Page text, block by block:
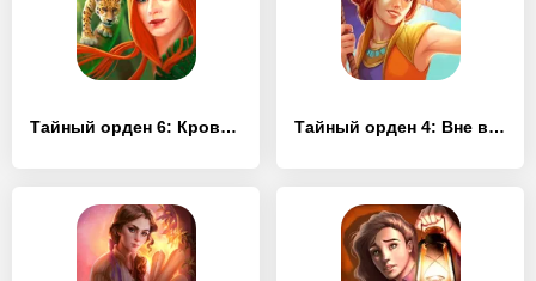
Тайный орден 6: Кровные узы (Full) Тайный орден 4: Вне времени (Full)